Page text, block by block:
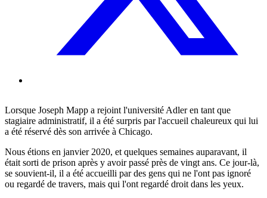
Lorsque Joseph Mapp a rejoint l'université Adler en tant que
stagiaire administratif, il a été surpris par l'accueil chaleureux qui lui
a été réservé dès son arrivée à Chicago.
Nous étions en janvier 2020, et quelques semaines auparavant, il
était sorti de prison après y avoir passé près de vingt ans. Ce jour-là,
se souvient-il, il a été accueilli par des gens qui ne l'ont pas ignoré
ou regardé de travers, mais qui l'ont regardé droit dans les yeux.